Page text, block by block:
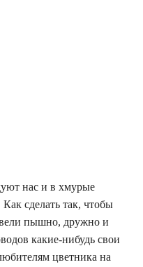
нас и в хмурые
сделать так, чтобы
пышно, дружно и
какие-нибудь свои
цветника на